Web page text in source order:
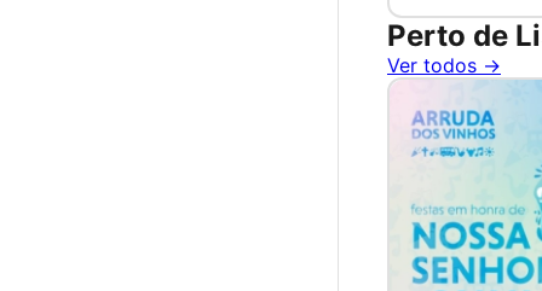
Perto de
Ver todos →